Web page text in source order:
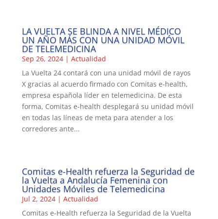
LA VUELTA SE BLINDA A NIVEL MÉDICO
UN AÑO MÁS CON UNA UNIDAD MÓVIL
DE TELEMEDICINA
Sep 26, 2024| Actualidad
La Vuelta 24 contará con una unidad móvil de rayos
X gracias al acuerdo firmado con Comitas e-health,
empresa española líder en telemedicina. De esta
forma, Comitas e-health desplegará su unidad móvil
en todas las líneas de meta para atender a los
corredores ante...
Comitas e-Health refuerza la Seguridad de
la Vuelta a Andalucía Femenina con
Unidades Móviles de Telemedicina
Jul 2, 2024| Actualidad
Comitas e-Health refuerza la Seguridad de la Vuelta